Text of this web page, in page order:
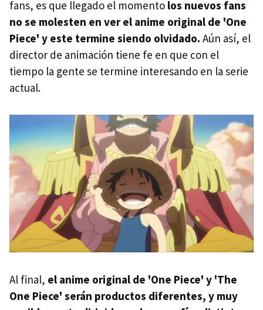
fans, es que llegado el momento los nuevos fans
no se molesten en ver el anime original de 'One
Piece' y este termine siendo olvidado. Aún así, el
director de animación tiene fe en que con el
tiempo la gente se termine interesando en la serie
actual.
Al final, el anime original de 'One Piece' y 'The
One Piece' serán productos diferentes, y muy